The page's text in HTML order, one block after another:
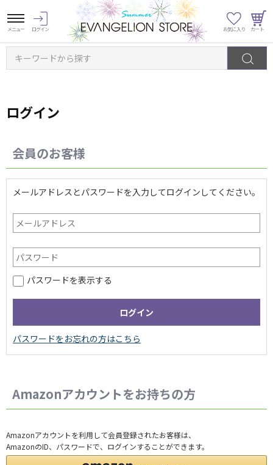
キーワードから探す
ログイン
会員のお客様
メールアドレスとパスワードを入力してログインしてください。
パスワードを表示する
Amazonアカウントをお持ちの方
Amazonアカウントを利用して会員登録されたお客様は、
AmazonのID、パスワードで、ログインすることができます。